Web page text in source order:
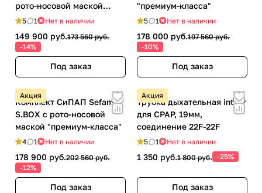
рото-носовой маской
"премиум-класса"
5 1 Нет в наличии
149 900 руб.173 560 руб.
-14%
Под заказ
"премиум-класса"
5 1 Нет в наличии
178 000 руб.197 560 руб.
-10%
Под заказ
Акция
Комплект СиПАП Sefam
S.BOX с рото-носовой
маской "премиум-класса"
4 1 Нет в наличии
178 900 руб.202 560 руб.
-12%
Под заказ
Акция
Трубка дыхательная int'Air
для CPAP, 19мм,
соединение 22F-22F
5 1 Нет в наличии
1 350 руб.1 800 руб. -25%
Под заказ